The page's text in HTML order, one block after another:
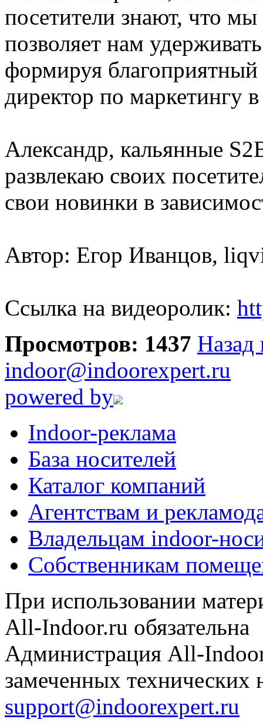
посетители знают, что
позволяет нам
формируя
директор по маркетингу
Александр, кальянные
развлекаю своих
свои новинки в
Автор: Егор Иванцов,
Ссылка на видеоролик:
Просмотров: 1437 Назад
indoor@indoorexpert.ru
powered by
Indoor-реклама
База носителей
Каталог компаний
Агентствам и
Владельцам indoor-
Собственникам
При использовании
All-Indoor.ru обязательна
Администрация All-
замеченных технических
support@indoorexpert.ru